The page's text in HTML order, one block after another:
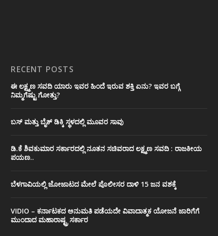
RECENT POSTS
ಈ ಲಕ್ಷ್ಮಣ ಸವದಿ ಯಾರು ಇವರ ಹಿಂದೆ ಇರುವ ಶಕ್ತಿ ಏನು? ಇವರ ಬಗ್ಗೆ
ನಿಮ್ಮಗೆಷ್ಟು ಗೋತ್ತು?
ಬಸ್ ಮತ್ತು ಬೈಕ್ ಡಿಕ್ಕಿ ಸ್ಥಳದಲ್ಲಿ ಮೂವರ ಸಾವು
ಡಿ.ಕೆ ಶಿವಕುಮಾರ ಸರ್ಕಾರದಲ್ಲಿ ನೂತನ ಸಚಿವರಾದ ಲಕ್ಷ್ಮಣ ಸವದಿ : ರಾಜಕೀಯ
ಪಯಣ..
ಬೆಳಗಾವಿಯಲ್ಲಿ ಜೋಜಾಟದ ಮೇಲೆ ಪೊಲೀಸರ ದಾಳಿ 15 ಜನ ವಶಕ್ಕೆ
VIDIO – ಕರ್ನಾಟಕದ ಅನುಮತಿ ಪಡೆಯದೇ ವಿವಾದಾತ್ಮಕ ಯೋಜನೆ ಜಾರಿಗೆಗೆ
ಮುಂದಾದ ಮಹಾರಾಷ್ಟ್ರ ಸರ್ಕಾರ